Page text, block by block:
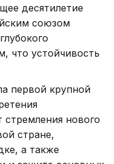
десятилетие
союзом
что устойчивость
первой крупной
нового
стране,
а также